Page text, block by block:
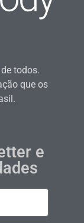
todos.
que os
e